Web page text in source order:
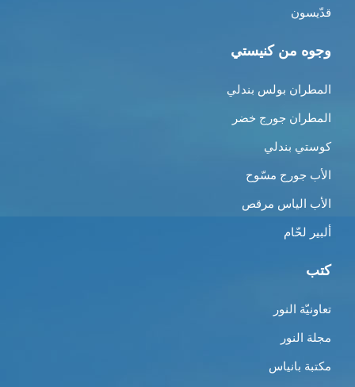
قدّيسون
وجوه من كنيستي
المطران بولس بندلي
المطران جورج خضر
كوستي بندلي
الأب جورج مسّوح
الأب الياس مرقص
ألبير لحّام
كتب
تعاونيّة النور
مجلة النور
مكتبة بانياس